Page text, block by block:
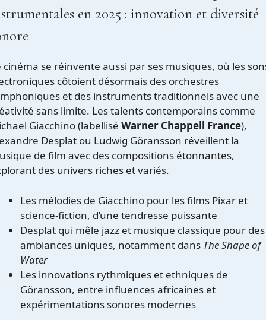
en 2025 : innovation et diversité
cinéma se réinvente aussi par ses musiques, où les
côtoient désormais des orchestres
et des instruments traditionnels avec une
sans limite. Les talents contemporains comme
Giacchino (labellisé Warner Chappell France),
Desplat ou Ludwig Göransson réveillent la
de film avec des compositions étonnantes,
des univers riches et variés.
Les mélodies de Giacchino pour les films Pixar et
science-fiction, d’une tendresse puissante
Desplat qui mêle jazz et musique classique pour des
ambiances uniques, notamment dans The Shape of
Water
Les innovations rythmiques et ethniques de
Göransson, entre influences africaines et
expérimentations sonores modernes